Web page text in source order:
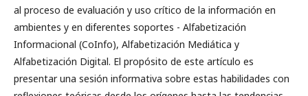
al proceso de evaluación y uso crítico de la información en
ambientes y en diferentes soportes - Alfabetización
Informacional (CoInfo), Alfabetización Mediática y
Alfabetización Digital. El propósito de este artículo es
presentar una sesión informativa sobre estas habilidades con